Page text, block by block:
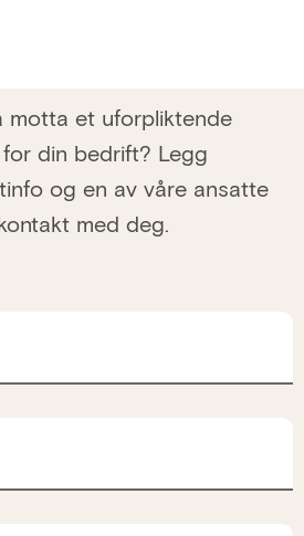
motta et uforpliktende
din bedrift? Legg
og en av våre ansatte
med deg.